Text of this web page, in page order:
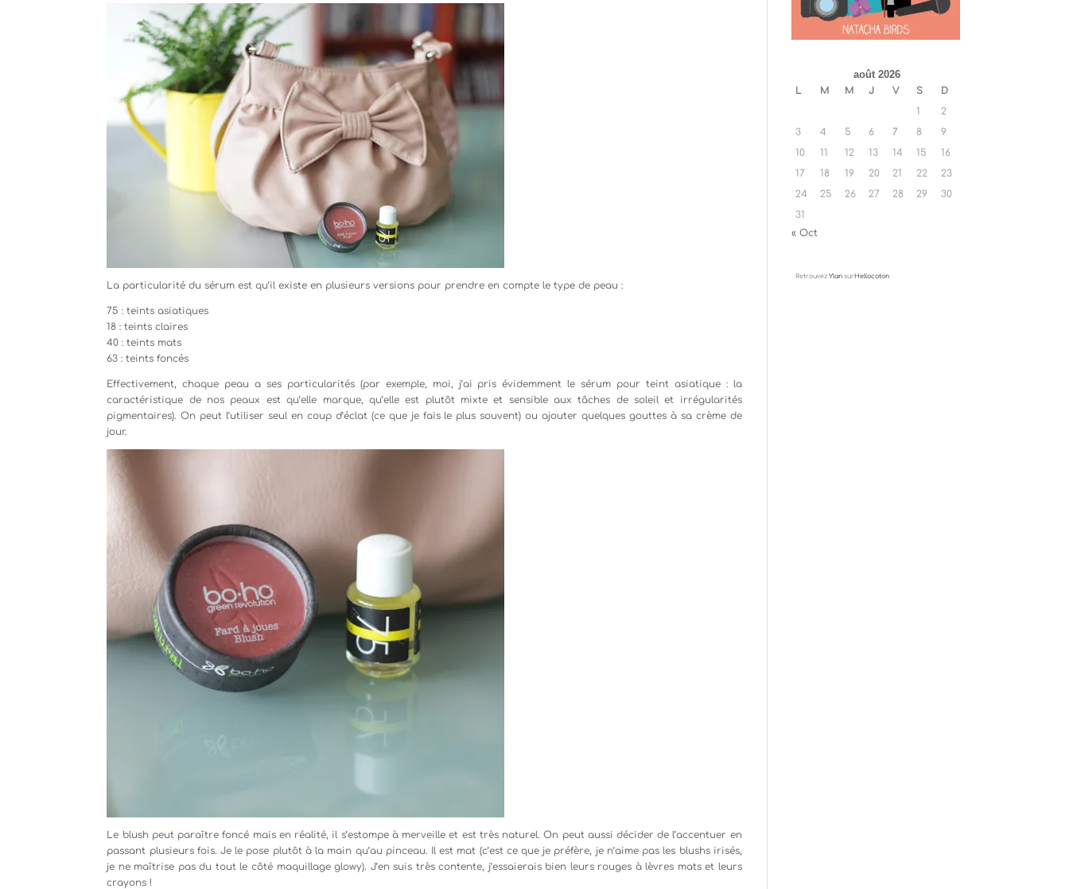
La particularité du sérum est qu’il existe en plusieurs versions pour prendre en compte le type de peau :
75 : teints asiatiques
18 : teints claires
40 : teints mats
63 : teints foncés
Effectivement, chaque peau a ses particularités (par exemple, moi, j’ai pris évidemment le sérum pour teint asiatique : la
caractéristique de nos peaux est qu’elle marque, qu’elle est plutôt mixte et sensible aux tâches de soleil et irrégularités
pigmentaires). On peut l’utiliser seul en coup d’éclat (ce que je fais le plus souvent) ou ajouter quelques gouttes à sa crème de
jour.
Le blush peut paraître foncé mais en réalité, il s’estompe à merveille et est très naturel. On peut aussi décider de l’accentuer en
passant plusieurs fois. Je le pose plutôt à la main qu’au pinceau. Il est mat (c’est ce que je préfère, je n’aime pas les blushs irisés,
je ne maîtrise pas du tout le côté maquillage glowy). J’en suis très contente, j’essaierais bien leurs rouges à lèvres mats et leurs
crayons !
août 2026
L M M J V S
D
1
2
3
4 5 6 7 8
9
10
11 12 13 14 15
16
17
18 19 20 21 22
23
24
25 26 27 28 29
30
31
« Oct
Retrouvez Ylansur Hellocoton